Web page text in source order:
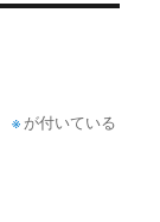
※ が付いている